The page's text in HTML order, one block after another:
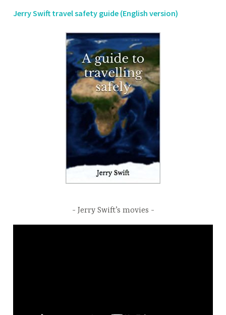
Jerry Swift travel safety guide (English version)
Jerry Swift’s movies